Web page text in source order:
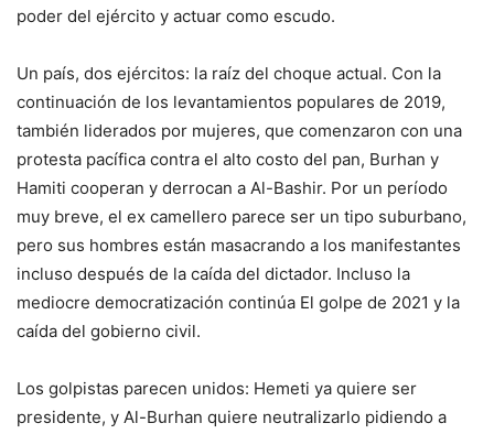
poder del ejército y actuar como escudo.
Un país, dos ejércitos: la raíz del choque actual. Con la
continuación de los levantamientos populares de 2019,
también liderados por mujeres, que comenzaron con una
protesta pacífica contra el alto costo del pan, Burhan y
Hamiti cooperan y derrocan a Al-Bashir. Por un período
muy breve, el ex camellero parece ser un tipo suburbano,
pero sus hombres están masacrando a los manifestantes
incluso después de la caída del dictador. Incluso la
mediocre democratización continúa El golpe de 2021 y la
caída del gobierno civil.
Los golpistas parecen unidos: Hemeti ya quiere ser
presidente, y Al-Burhan quiere neutralizarlo pidiendo a